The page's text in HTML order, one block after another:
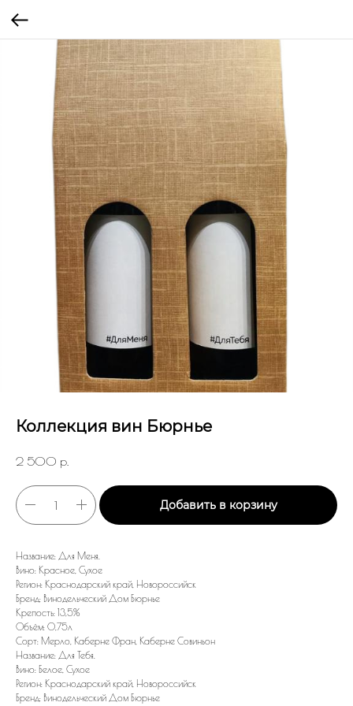
Коллекция вин Бюрнье
2 500 р.
Добавить в корзину
Название: Для Меня.
Вино: Красное, Сухое
Регион: Краснодарский край, Новороссийск
Бренд: Винодельческий Дом Бюрнье
Крепость: 13,5%
Объём: 0,75л
Сорт: Мерло, Каберне Фран, Каберне Совиньон
Название: Для Тебя.
Вино: Белое, Сухое
Регион: Краснодарский край, Новороссийск
Бренд: Винодельческий Дом Бюрнье